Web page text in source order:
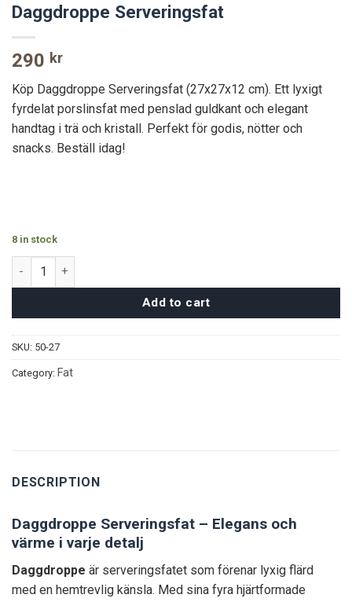
Daggdroppe Serveringsfat
290 kr
Köp Daggdroppe Serveringsfat (27x27x12 cm). Ett lyxigt
fyrdelat porslinsfat med penslad guldkant och elegant
handtag i trä och kristall. Perfekt för godis, nötter och
snacks. Beställ idag!
8 in stock
Daggdroppe Serveringsfat quantity
Add to cart
SKU: 50-27
Category: Fat
DESCRIPTION
Daggdroppe Serveringsfat – Elegans och
värme i varje detalj
Daggdroppe är serveringsfatet som förenar lyxig flärd
med en hemtrevlig känsla. Med sina fyra hjärtformade